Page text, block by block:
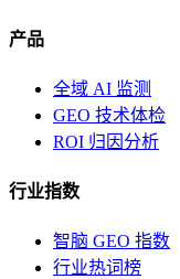
产品
全域 AI 监测
GEO 技术体检
ROI 归因分析
行业指数
智脑 GEO 指数
行业热词榜